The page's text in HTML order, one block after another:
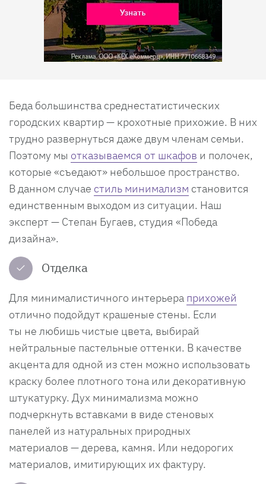
Беда большинства среднестатистических
городских квартир — крохотные прихожие. В них
трудно развернуться даже двум членам семьи.
Поэтому мы отказываемся от шкафов и полочек,
которые «съедают» небольшое пространство.
В данном случае стиль минимализм становится
единственным выходом из ситуации. Наш
эксперт — Степан Бугаев, студия «Победа
дизайна».
✓ Отделка
Для минималистичного интерьера прихожей
отлично подойдут крашеные стены. Если
ты не любишь чистые цвета, выбирай
нейтральные пастельные оттенки. В качестве
акцента для одной из стен можно использовать
краску более плотного тона или декоративную
штукатурку. Дух минимализма можно
подчеркнуть вставками в виде стеновых
панелей из натуральных природных
материалов — дерева, камня. Или недорогих
материалов, имитирующих их фактуру.